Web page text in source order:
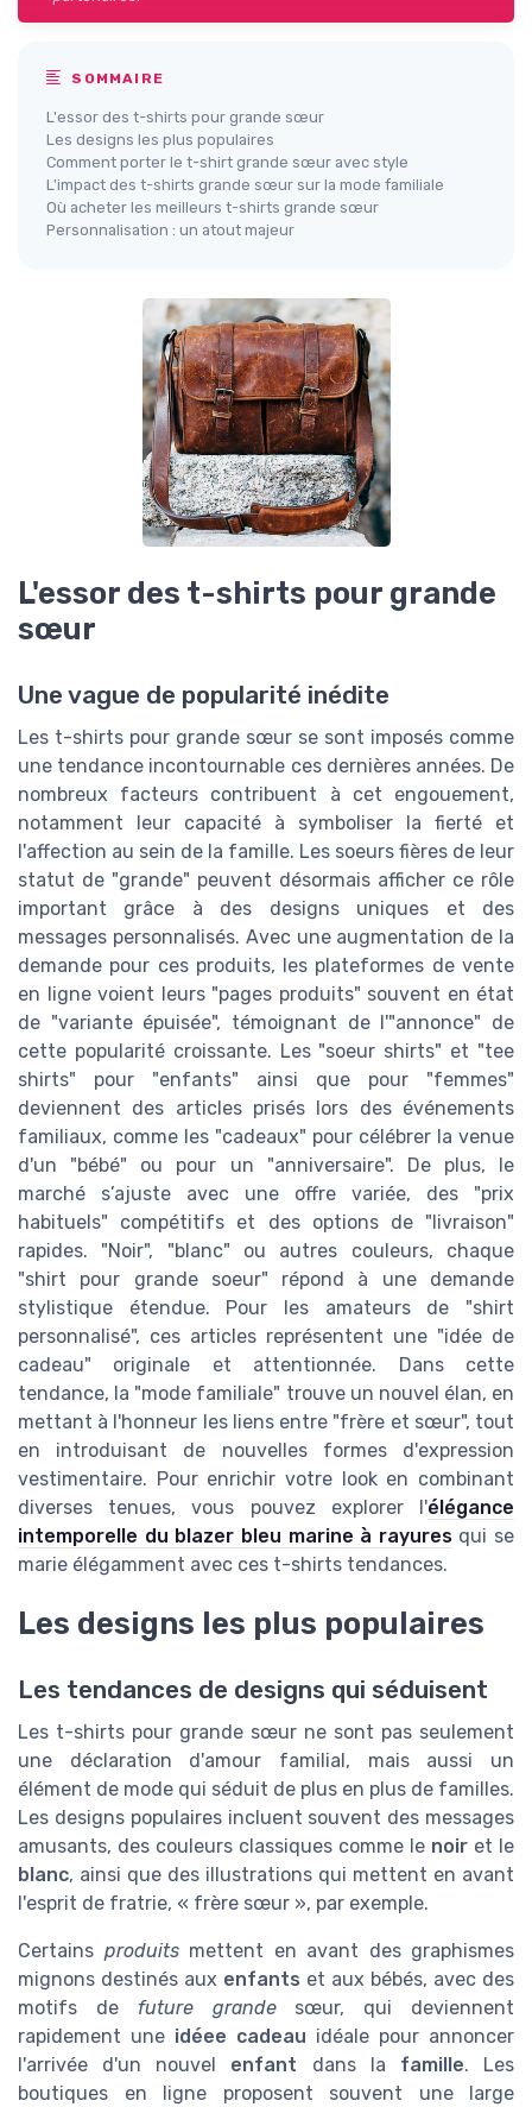
SOMMAIRE
L'essor des t-shirts pour grande sœur
Les designs les plus populaires
Comment porter le t-shirt grande sœur avec style
L'impact des t-shirts grande sœur sur la mode familiale
Où acheter les meilleurs t-shirts grande sœur
Personnalisation : un atout majeur
L'essor des t-shirts pour grande
sœur
Une vague de popularité inédite
Les t-shirts pour grande sœur se sont imposés comme
une tendance incontournable ces dernières années. De
nombreux facteurs contribuent à cet engouement,
notamment leur capacité à symboliser la fierté et
l'affection au sein de la famille. Les soeurs fières de leur
statut de "grande" peuvent désormais afficher ce rôle
important grâce à des designs uniques et des
messages personnalisés. Avec une augmentation de la
demande pour ces produits, les plateformes de vente
en ligne voient leurs "pages produits" souvent en état
de "variante épuisée", témoignant de l'"annonce" de
cette popularité croissante. Les "soeur shirts" et "tee
shirts" pour "enfants" ainsi que pour "femmes"
deviennent des articles prisés lors des événements
familiaux, comme les "cadeaux" pour célébrer la venue
d'un "bébé" ou pour un "anniversaire". De plus, le
marché s’ajuste avec une offre variée, des "prix
habituels" compétitifs et des options de "livraison"
rapides. "Noir", "blanc" ou autres couleurs, chaque
"shirt pour grande soeur" répond à une demande
stylistique étendue. Pour les amateurs de "shirt
personnalisé", ces articles représentent une "idée de
cadeau" originale et attentionnée. Dans cette
tendance, la "mode familiale" trouve un nouvel élan, en
mettant à l'honneur les liens entre "frère et sœur", tout
en introduisant de nouvelles formes d'expression
vestimentaire. Pour enrichir votre look en combinant
diverses tenues, vous pouvez explorer l'élégance
intemporelle du blazer bleu marine à rayuresqui se
marie élégamment avec ces t-shirts tendances.
Les designs les plus populaires
Les tendances de designs qui séduisent
Les t-shirts pour grande sœur ne sont pas seulement
une déclaration d'amour familial, mais aussi un
élément de mode qui séduit de plus en plus de familles.
Les designs populaires incluent souvent des messages
amusants, des couleurs classiques comme le noir et le
blanc, ainsi que des illustrations qui mettent en avant
l'esprit de fratrie, « frère sœur », par exemple.
Certains produitsmettent en avant des graphismes
mignons destinés aux enfants et aux bébés, avec des
motifs de future grandesœur, qui deviennent
rapidement une idéee cadeau idéale pour annoncer
l'arrivée d'un nouvel enfant dans la famille. Les
boutiques en ligne proposent souvent une large